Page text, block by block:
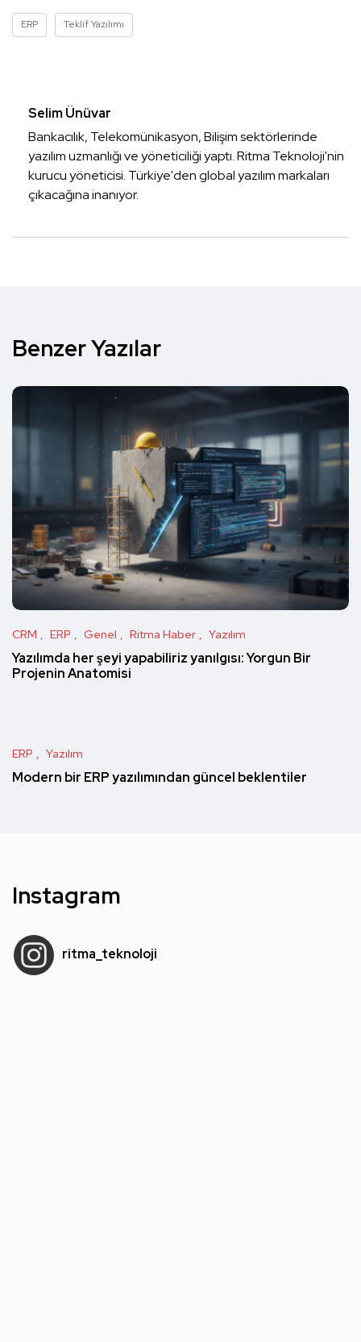
ERP Teklif Yazılımı
Selim Ünüvar
Bankacılık, Telekomünikasyon, Bilişim sektörlerinde
yazılım uzmanlığı ve yöneticiliği yaptı. Ritma Teknoloji'nin
kurucu yöneticisi. Türkiye'den global yazılım markaları
çıkacağına inanıyor.
Benzer Yazılar
CRM ERP Genel Ritma Haber Yazılım
Yazılımda her şeyi yapabiliriz yanılgısı: Yorgun Bir
Projenin Anatomisi
ERP Yazılım
Modern bir ERP yazılımından güncel beklentiler
Instagram
ritma_teknoloji